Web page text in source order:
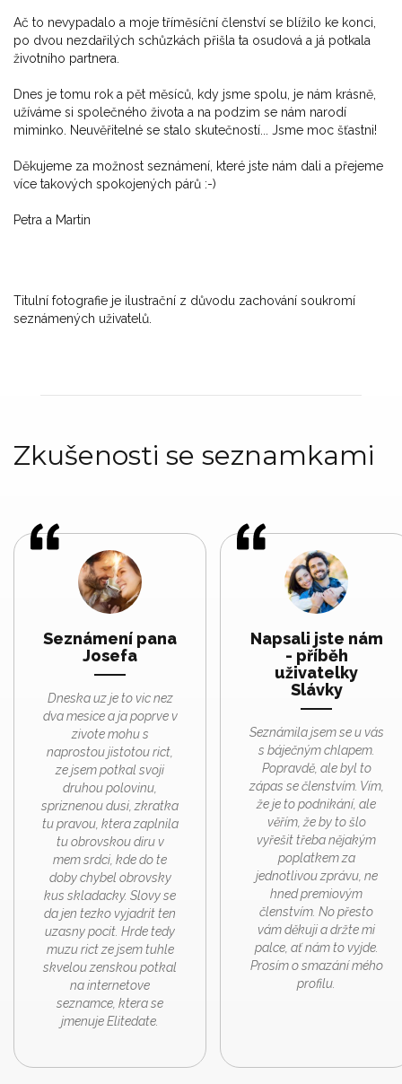
Ač to nevypadalo a moje tříměsíční členství se blížilo ke konci,
po dvou nezdařilých schůzkách přišla ta osudová a já potkala
životního partnera.
Dnes je tomu rok a pět měsíců, kdy jsme spolu, je nám krásně,
užíváme si společného života a na podzim se nám narodí
miminko. Neuvěřitelné se stalo skutečností... Jsme moc šťastni!
Děkujeme za možnost seznámení, které jste nám dali a přejeme
více takových spokojených párů :-)
Petra a Martin
Titulní fotografie je ilustrační z důvodu zachování soukromí
seznámených uživatelů.
Zkušenosti se seznamkami
Seznámení pana
Josefa
Dneska uz je to vic nez
dva mesice a ja poprve v
zivote mohu s
naprostou jistotou rict,
ze jsem potkal svoji
druhou polovinu,
spriznenou dusi, zkratka
tu pravou, ktera zaplnila
tu obrovskou diru v
mem srdci, kde do te
doby chybel obrovsky
kus skladacky. Slovy se
da jen tezko vyjadrit ten
uzasny pocit. Hrde tedy
muzu rict ze jsem tuhle
skvelou zenskou potkal
na internetove
seznamce, ktera se
jmenuje Elitedate.
Napsali jste nám
- příběh
uživatelky
Slávky
Seznámila jsem se u vás
s báječným chlapem.
Popravdě, ale byl to
zápas se členstvím. Vím,
že je to podnikání, ale
věřím, že by to šlo
vyřešit třeba nějakým
poplatkem za
jednotlivou zprávu, ne
hned premiovým
členstvím. No přesto
vám děkuji a držte mi
palce, ať nám to vyjde.
Prosím o smazání mého
profilu.